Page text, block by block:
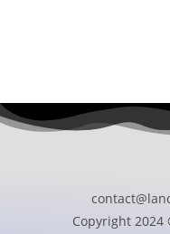
Copyright 2024